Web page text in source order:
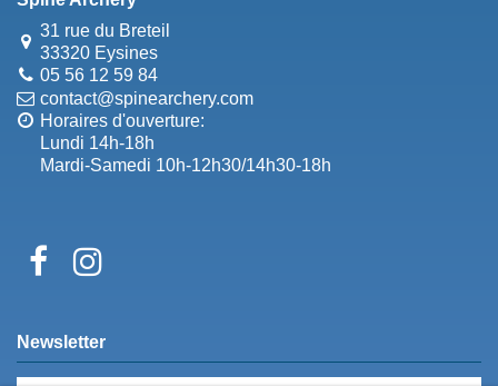
31 rue du Breteil
33320 Eysines
05 56 12 59 84
contact@spinearchery.com
Horaires d'ouverture:
Lundi 14h-18h
Mardi-Samedi 10h-12h30/14h30-18h
Newsletter